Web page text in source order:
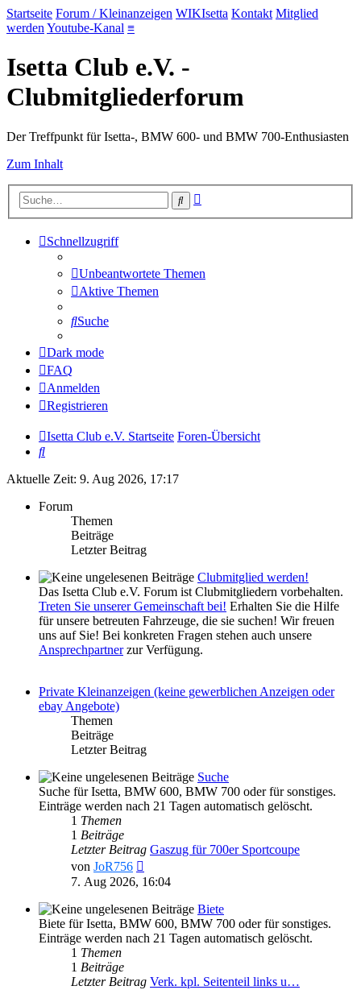
Startseite Forum / Kleinanzeigen WIKIsetta Kontakt Mitglied
werden Youtube-Kanal ≡
Isetta Club e.V. -
Clubmitgliederforum
Der Treffpunkt für Isetta-, BMW 600- und BMW 700-Enthusiasten
Zum Inhalt
Suche
Schnellzugriff
Unbeantwortete Themen
Aktive Themen
Suche
Dark mode
FAQ
Anmelden
Registrieren
Isetta Club e.V. Startseite Foren-Übersicht
Suche
Aktuelle Zeit: 9. Aug 2026, 17:17
Forum
Themen
Beiträge
Letzter Beitrag
Clubmitglied werden!
Das Isetta Club e.V. Forum ist Clubmitgliedern vorbehalten.
Treten Sie unserer Gemeinschaft bei! Erhalten Sie die Hilfe
für unsere betreuten Fahrzeuge, die sie suchen! Wir freuen
uns auf Sie! Bei konkreten Fragen stehen auch unsere
Ansprechpartnerzur Verfügung.
Private Kleinanzeigen (keine gewerblichen Anzeigen oder
ebay Angebote)
Themen
Beiträge
Letzter Beitrag
Suche
Suche für Isetta, BMW 600, BMW 700 oder für sonstiges.
Einträge werden nach 21 Tagen automatisch gelöscht.
1 Themen
1 Beiträge
Letzter Beitrag Gaszug für 700er Sportcoupe
von JoR756
Beitrag
7. Aug 2026, 16:04
Biete
Biete für Isetta, BMW 600, BMW 700 oder für sonstiges.
Einträge werden nach 21 Tagen automatisch gelöscht.
1 Themen
1 Beiträge
Letzter Beitrag Verk. kpl. Seitenteil links u…